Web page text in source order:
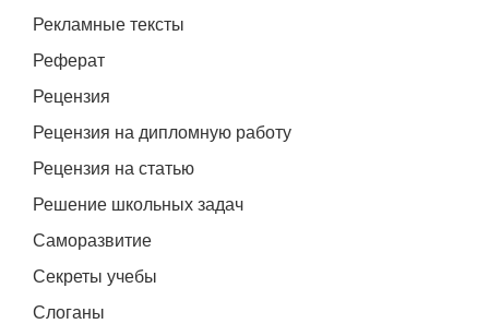
Рекламные тексты
Реферат
Рецензия
Рецензия на дипломную работу
Рецензия на статью
Решение школьных задач
Саморазвитие
Секреты учебы
Слоганы